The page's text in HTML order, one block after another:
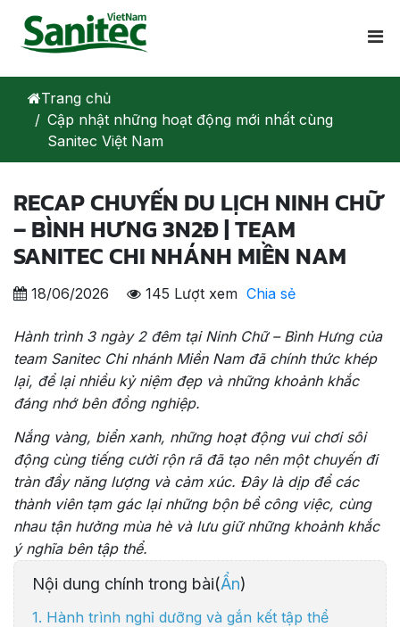
Trang chủ
Cập nhật những hoạt động mới nhất cùng
Sanitec Việt Nam
RECAP CHUYẾN DU LỊCH NINH CHỮ
– BÌNH HƯNG 3N2Đ | TEAM
SANITEC CHI NHÁNH MIỀN NAM
18/06/2026 145 Lượt xem Chia sẻ
Hành trình 3 ngày 2 đêm tại Ninh Chữ – Bình Hưng của
team Sanitec Chi nhánh Miền Nam đã chính thức khép
lại, để lại nhiều kỷ niệm đẹp và những khoảnh khắc
đáng nhớ bên đồng nghiệp.
Nắng vàng, biển xanh, những hoạt động vui chơi sôi
động cùng tiếng cười rộn rã đã tạo nên một chuyến đi
tràn đầy năng lượng và cảm xúc. Đây là dịp để các
thành viên tạm gác lại những bộn bề công việc, cùng
nhau tận hưởng mùa hè và lưu giữ những khoảnh khắc
ý nghĩa bên tập thể.
Nội dung chính trong bài(Ẩn)
1. Hành trình nghỉ dưỡng và gắn kết tập thể